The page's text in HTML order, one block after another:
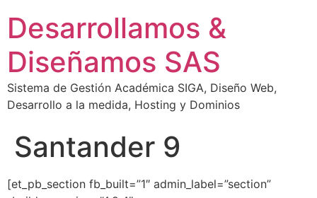
Desarrollamos &
Diseñamos SAS
Sistema de Gestión Académica SIGA, Diseño Web,
Desarrollo a la medida, Hosting y Dominios
Santander 9
[et_pb_section fb_built=”1″ admin_label=”section”